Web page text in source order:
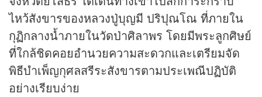
ไหว้สังขารของหลวงปู่บุญมี ปริปุณโณ ที่ภายใน
กุฏิกลางน้ำภายในวัดป่าศิลาพร โดยมีพระลูกศิษย์
ที่ใกล้ชิดคอยอำนวยความสะดวกและเตรียมจัด
พิธีบำเพ็ญกุศลสรีระสังขารตามประเพณีปฏิบัติ
อย่างเรียบง่าย